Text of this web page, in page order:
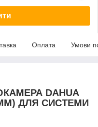
Оплата Умови
DAHUA
ДЛЯ СИСТЕМИ